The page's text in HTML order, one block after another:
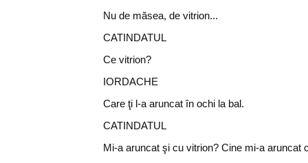
Nu de măsea, de vitrion...
CATINDATUL
Ce vitrion?
IORDACHE
Care ţi l-a aruncat în ochi la bal.
CATINDATUL
Mi-a aruncat şi cu vitrion? Cine mi-a aruncat